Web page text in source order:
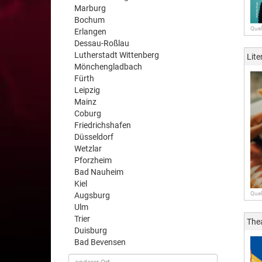
Marburg
Bochum
Erlangen
Dessau-Roßlau
Lutherstadt Wittenberg
Mönchengladbach
Fürth
Leipzig
Mainz
Coburg
Friedrichshafen
Düsseldorf
Wetzlar
Pforzheim
Bad Nauheim
Kiel
Augsburg
Ulm
Trier
Duisburg
Bad Bevensen